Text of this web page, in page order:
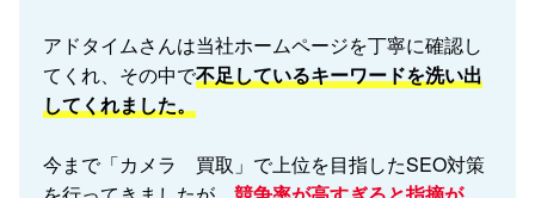
アドタイムさんは当社ホームページを丁寧に確認し
てくれ、その中で不足しているキーワードを洗い出
してくれました。
今まで「カメラ 買取」で上位を目指したSEO対策